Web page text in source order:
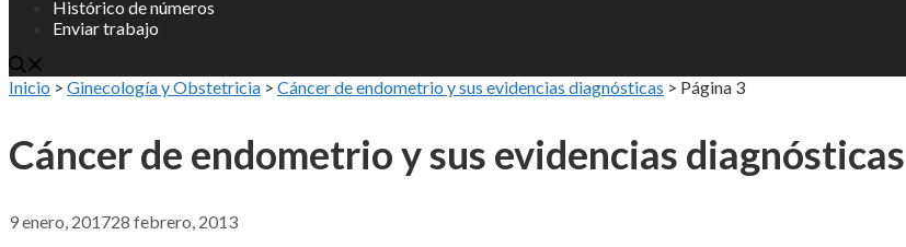
Histórico de números
Enviar trabajo
Inicio > Ginecología y Obstetricia > Cáncer de endometrio y sus evidencias diagnósticas > Página 3
Cáncer de endometrio y sus evidencias diagnósticas
9 enero, 201728 febrero, 2013